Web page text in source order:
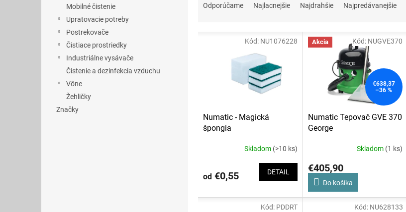
Mobilné čistenie
Upratovacie potreby
Postrekovače
Čistiace prostriedky
Industriálne vysávače
Čistenie a dezinfekcia vzduchu
Vône
Žehličky
Značky
Odporúčame Najlacnejšie Najdrahšie Najpredávanejšie
Numatic - Magická
špongia
Skladom (>10 ks)
od €0,55 DETAIL
Kód: NU1076228 Akcia
€638,37
–36 %
Numatic Tepovač GVE 370
George
Skladom (1 ks)
€405,90
Do košíka
Kód: NUGVE370
Kód: PDDRT Kód: NU628133